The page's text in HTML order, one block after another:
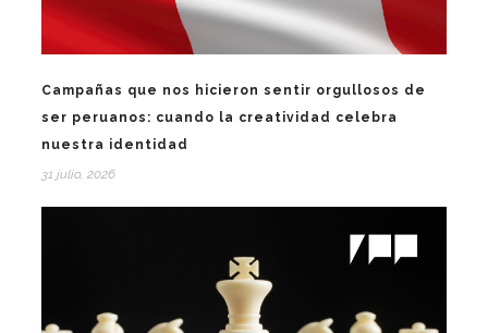
Campañas que nos hicieron sentir orgullosos de
ser peruanos: cuando la creatividad celebra
nuestra identidad
31 julio, 2026